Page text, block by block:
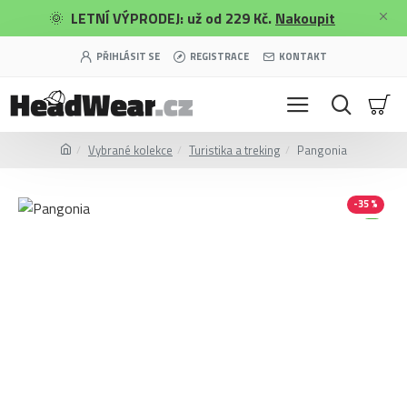
🌞 LETNÍ VÝPRODEJ: už od 229 Kč. Nakoupit
PŘIHLÁSIT SE REGISTRACE KONTAKT
Vybrané kolekce Turistika a treking Pangonia
-35 %